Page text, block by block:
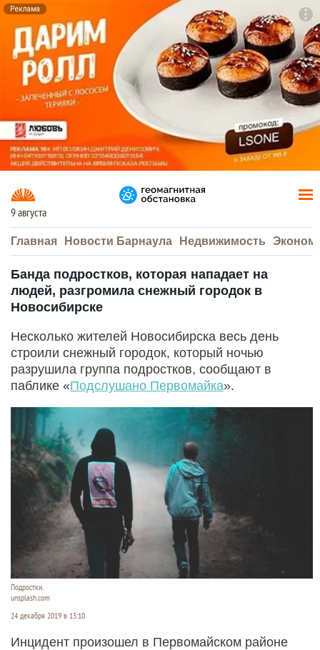
Реклама
9 августа
Главная Новости Барнаула Недвижимость
Банда подростков, которая нападает на
людей, разгромила снежный городок в
Новосибирске
Несколько жителей Новосибирска весь день
строили снежный городок, который ночью
разрушила группа подростков, сообщают в
паблике «Подслушано Первомайка».
Подростки.
unsplash.com
24 декабря 2019 в 13:10
Инцидент произошел в Первомайском районе